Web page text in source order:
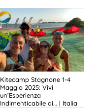
Kitecamp Stagnone 1-4
Maggio 2025: Vivi
un’Esperienza
Indimenticabile di… | Italia